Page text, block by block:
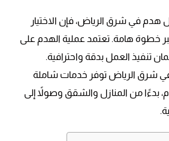
في شرق الرياض، فإن الاختيار
خطوة هامة. تعتمد عملية الهدم على
تنفيذ العمل بدقة واحترافية.
شرق الرياض توفر خدمات شاملة
بدءًا من المنازل والشقق وصولاً إلى